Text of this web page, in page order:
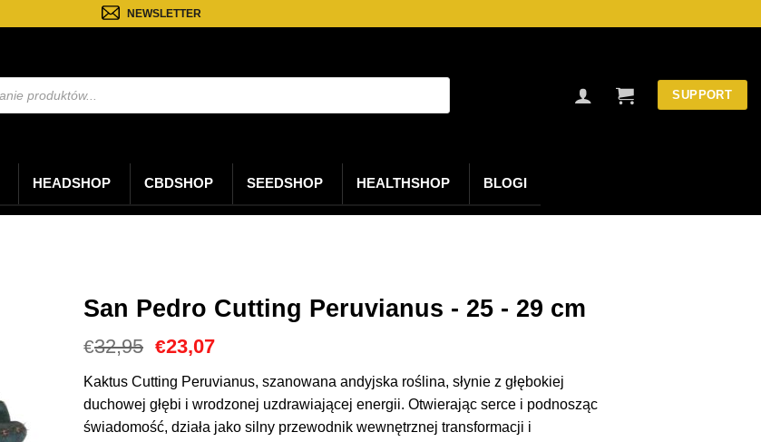
NEWSLETTER
SUPPORT
HEADSHOP CBDSHOP SEEDSHOP HEALTHSHOP BLOGI
San Pedro Cutting Peruvianus - 25 - 29 cm
€32,95 Cena
wynosiła:
€32,95.
€23,07Aktualna
to:
€23,07.
Kaktus Cutting Peruvianus, szanowana andyjska roślina, słynie z głębokiej
duchowej głębi i wrodzonej uzdrawiającej energii. Otwierając serce i podnosząc
świadomość, działa jako silny przewodnik wewnętrznej transformacji i